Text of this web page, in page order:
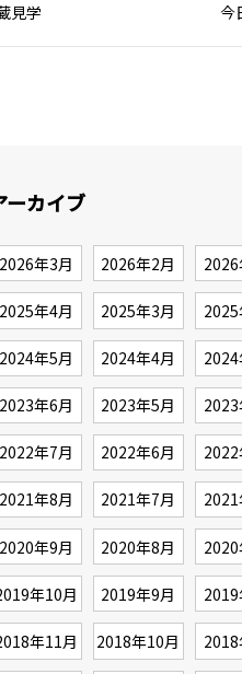
見学 今
ーカイブ
2026年3月 2026年2月 2026
2025年4月 2025年3月 2025
2024年5月 2024年4月 2024
2023年6月 2023年5月 2023
2022年7月 2022年6月 2022
2021年8月 2021年7月 2021
2020年9月 2020年8月 2020
年10月 2019年9月 2019
年11月 2018年10月 2018